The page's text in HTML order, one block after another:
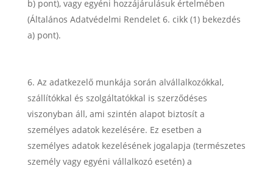
b) pont), vagy egyéni hozzájárulásuk értelmében
(Általános Adatvédelmi Rendelet 6. cikk (1) bekezdés
a) pont).
Az adatkezelő munkája során alvállalkozókkal,
szállítókkal és szolgáltatókkal is szerződéses
viszonyban áll, ami szintén alapot biztosít a
személyes adatok kezelésére. Ez esetben a
személyes adatok kezelésének jogalapja (természetes
személy vagy egyéni vállalkozó esetén) a